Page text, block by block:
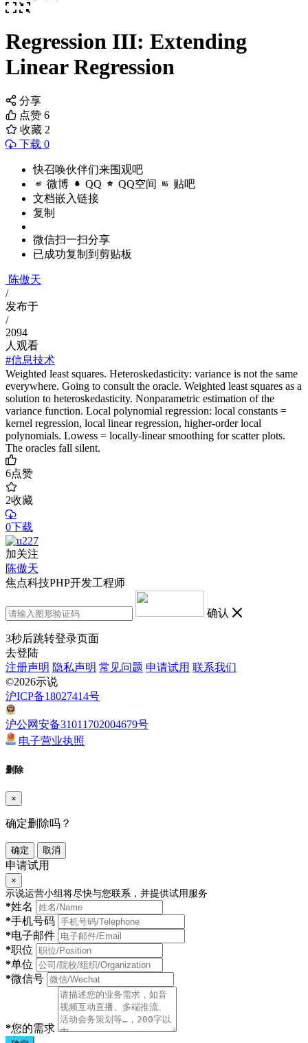
Regression III: Extending
Linear Regression
分享
点赞 6
收藏 2
下载 0
快召唤伙伴们来围观吧
微博 QQ QQ空间 贴吧
文档嵌入链接
复制
微信扫一扫分享
已成功复制到剪贴板
陈傲天
/
发布于
/
2094
人观看
#信息技术
Weighted least squares. Heteroskedasticity: variance is not the same
everywhere. Going to consult the oracle. Weighted least squares as a
solution to heteroskedasticity. Nonparametric estimation of the
variance function. Local polynomial regression: local constants =
kernel regression, local linear regression, higher-order local
polynomials. Lowess = locally-linear smoothing for scatter plots.
The oracles fall silent.
6点赞
2收藏
0下载
加关注
陈傲天
焦点科技PHP开发工程师
确认
3秒后跳转登录页面
去登陆
注册声明 隐私声明 常见问题 申请试用 联系我们
©2026示说
沪ICP备18027414号
沪公网安备31011702004679号
电子营业执照
删除
×
确定删除吗？
确定 取消
申请试用
×
示说运营小组将尽快与您联系，并提供试用服务
*姓名
*手机号码
*电子邮件
*职位
*单位
*微信号
*您的需求